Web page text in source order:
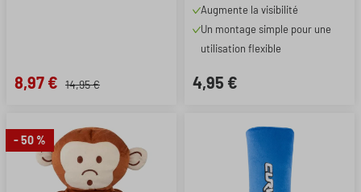
8,97 € 14,95 €
Augmente la visibilité
Un montage simple pour une
utilisation flexible
4,95 €
- 50 %